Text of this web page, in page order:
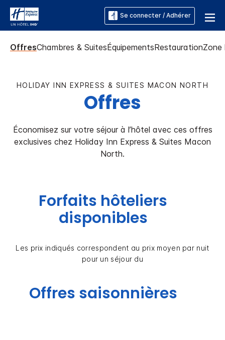
Se connecter / Adhérer
OffresChambres & SuitesÉquipementsRestaurationZone
HOLIDAY INN EXPRESS & SUITES MACON NORTH
Offres
Économisez sur votre séjour à l’hôtel avec ces offres
exclusives chez Holiday Inn Express & Suites Macon
North.
Forfaits hôteliers
disponibles
Les prix indiqués correspondent au prix moyen par nuit
pour un séjour du
Offres saisonnières